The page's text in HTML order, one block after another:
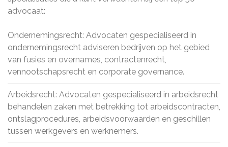
advocaat:
Ondernemingsrecht: Advocaten gespecialiseerd in
ondernemingsrecht adviseren bedrijven op het gebied
van fusies en overnames, contractenrecht,
vennootschapsrecht en corporate governance.
Arbeidsrecht: Advocaten gespecialiseerd in arbeidsrecht
behandelen zaken met betrekking tot arbeidscontracten,
ontslagprocedures, arbeidsvoorwaarden en geschillen
tussen werkgevers en werknemers.